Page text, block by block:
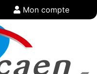
Mon compte